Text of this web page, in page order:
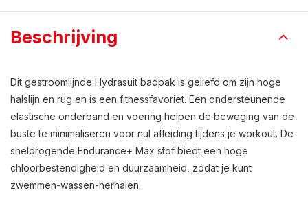
Beschrijving
Dit gestroomlijnde Hydrasuit badpak is geliefd om zijn hoge
halslijn en rug en is een fitnessfavoriet. Een ondersteunende
elastische onderband en voering helpen de beweging van de
buste te minimaliseren voor nul afleiding tijdens je workout. De
sneldrogende Endurance+ Max stof biedt een hoge
chloorbestendigheid en duurzaamheid, zodat je kunt
zwemmen-wassen-herhalen.